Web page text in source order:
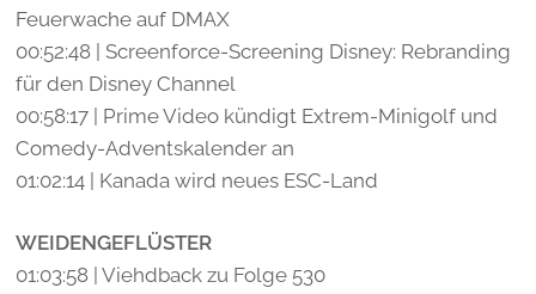
Feuerwache auf DMAX
00:52:48 | Screenforce-Screening Disney: Rebranding
für den Disney Channel
00:58:17 | Prime Video kündigt Extrem-Minigolf und
Comedy-Adventskalender an
01:02:14 | Kanada wird neues ESC-Land
WEIDENGEFLÜSTER
01:03:58 | Viehdback zu Folge 530